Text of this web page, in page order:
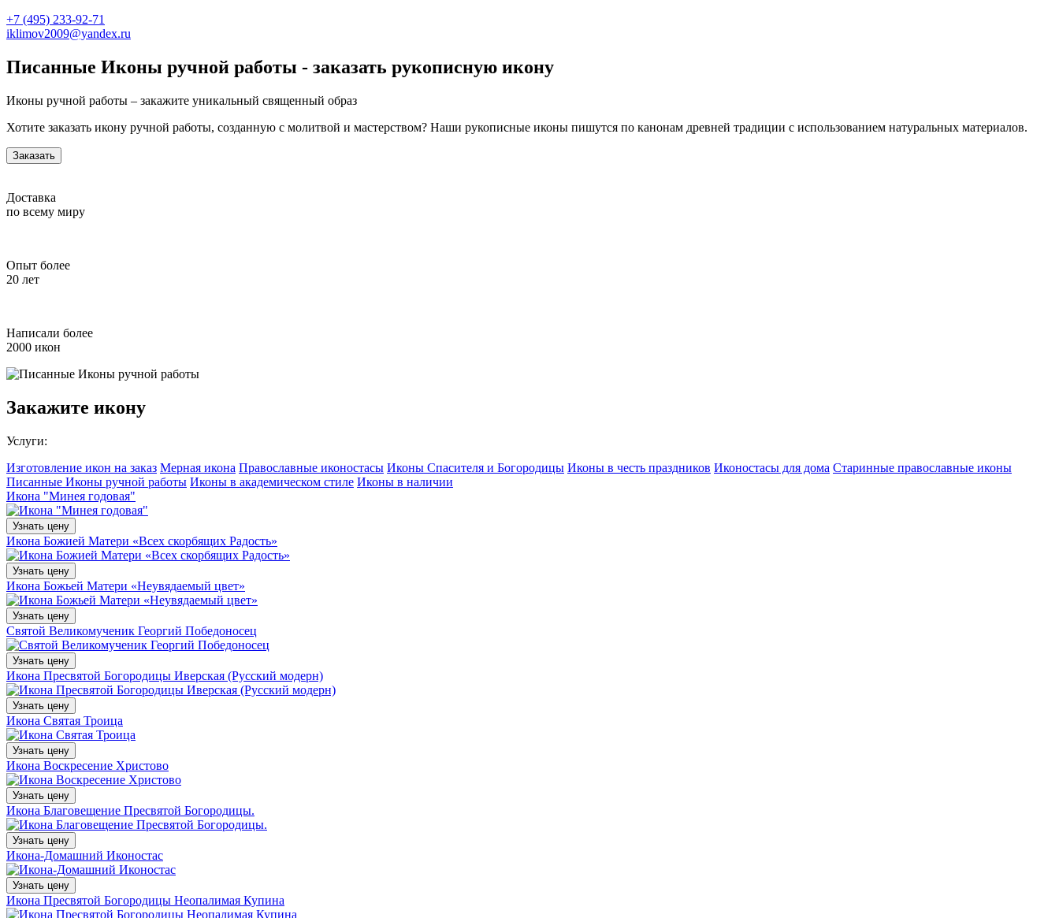
+7 (495) 233-92-71
iklimov2009@yandex.ru
Писанные Иконы ручной работы - заказать рукописную икону
Иконы ручной работы – закажите уникальный священный образ
Хотите заказать икону ручной работы, созданную с молитвой и мастерством? Наши рукописные иконы пишутся по канонам древней традиции с использованием натуральных материалов.
Заказать
Доставка
по всему миру
Опыт более
20 лет
Написали более
2000 икон
Закажите икону
Услуги:
Изготовление икон на заказ Мерная икона Православные иконостасы Иконы Спасителя и Богородицы Иконы в честь праздников Иконостасы для дома Старинные православные иконы
Писанные Иконы ручной работы Иконы в академическом стиле Иконы в наличии
Икона "Минея годовая"
Узнать цену
Икона Божией Матери «Всех скорбящих Радость»
Узнать цену
Икона Божьей Матери «Неувядаемый цвет»
Узнать цену
Святой Великомученик Георгий Победоносец
Узнать цену
Икона Пресвятой Богородицы Иверская (Русский модерн)
Узнать цену
Икона Святая Троица
Узнать цену
Икона Воскресение Христово
Узнать цену
Икона Благовещение Пресвятой Богородицы.
Узнать цену
Икона-Домашний Иконостас
Узнать цену
Икона Пресвятой Богородицы Неопалимая Купина